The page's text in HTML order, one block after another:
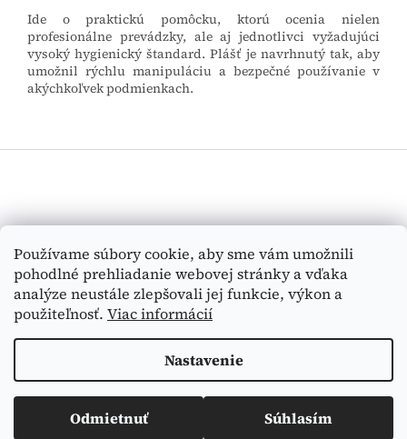
Používame súbory cookie, aby sme vám umožnili
pohodlné prehliadanie webovej stránky a vďaka
analýze neustále zlepšovali jej funkcie, výkon a
použiteľnosť. Viac informácií
Nastavenie
Odmietnuť Súhlasím
Ide o praktickú pomôcku, ktorú ocenia nielen
profesionálne prevádzky, ale aj jednotlivci vyžadujúci
vysoký hygienický štandard. Plášť je navrhnutý tak, aby
umožnil rýchlu manipuláciu a bezpečné používanie v
akýchkoľvek podmienkach.
ä
HĽADAŤ
Vytvoril Shoptet
Copyright 2026Medi-Tex . Všetky práva vyhradené.